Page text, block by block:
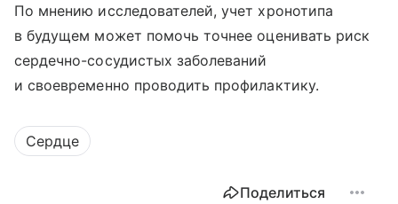
По мнению исследователей, учет хронотипа
в будущем может помочь точнее оценивать риск
сердечно-сосудистых заболеваний
и своевременно проводить профилактику.
Сердце
Поделиться